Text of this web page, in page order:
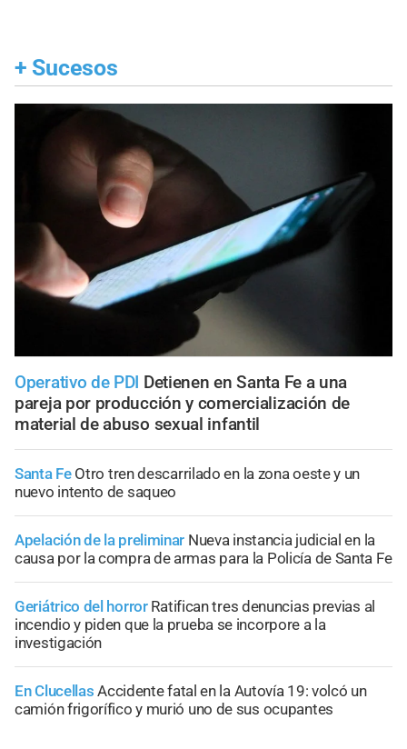
+ Sucesos
Operativo de PDI Detienen en Santa Fe a una
pareja por producción y comercialización de
material de abuso sexual infantil
Santa Fe Otro tren descarrilado en la zona oeste y un
nuevo intento de saqueo
Apelación de la preliminar Nueva instancia judicial en la
causa por la compra de armas para la Policía de Santa Fe
Geriátrico del horror Ratifican tres denuncias previas al
incendio y piden que la prueba se incorpore a la
investigación
En Clucellas Accidente fatal en la Autovía 19: volcó un
camión frigorífico y murió uno de sus ocupantes